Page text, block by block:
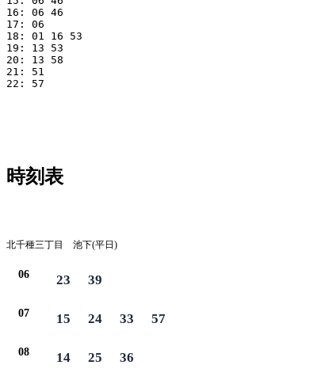
16: 06 46
17: 06
18: 01 16 53
19: 13 53
20: 13 58
21: 51
22: 57
時刻表
北千種三丁目 池下(平日)
06 23 39
07 15 24 33 57
08 14 25 36